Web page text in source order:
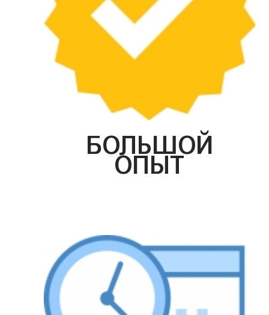
БОЛЬШОЙ
ОПЫТ